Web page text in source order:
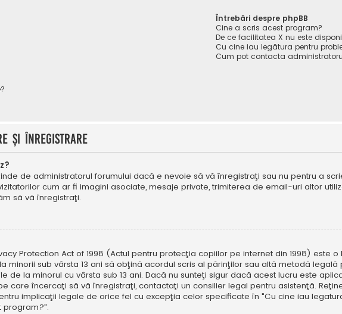
Întrebări despre phpBB
Cine a scris acest program?
De ce facilitatea X nu este
Cu cine iau legătura pentru
Cum pot contacta
şi înregistrare
de administratorul forumului dacă e nevoie să vă înregistraţi sau nu pentru a
cum ar fi imagini asociate, mesaje private, trimiterea de email-uri altor
să vă înregistraţi.
Protection Act of 1998 (Actul pentru protecţia copiilor pe internet din 1998)
minorii sub vârsta 13 ani să obţină acordul scris al părinţilor sau altă metodă
de la minorul cu vârsta sub 13 ani. Dacă nu sunteţi sigur dacă acest lucru este
care încercaţi să vă înregistraţi, contactaţi un consilier legal pentru asistenţă.
implicaţii legale de orice fel cu excepţia celor specificate în "Cu cine iau
program?".